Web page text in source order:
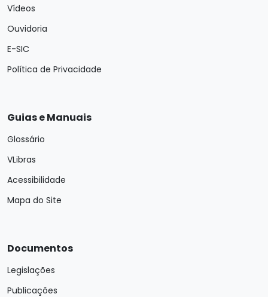
Vídeos
Ouvidoria
E-SIC
Política de Privacidade
Guias e Manuais
Glossário
VLibras
Acessibilidade
Mapa do Site
Documentos
Legislações
Publicações